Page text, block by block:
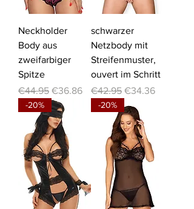
Neckholder
Body aus
zweifarbiger
Spitze
Regular Price
€44.95 Sale Price
€36.86
schwarzer
Netzbody mit
Streifenmuster,
ouvert im Schritt
Regular Price
€42.95 Sale Price
€34.36
-20% -20%